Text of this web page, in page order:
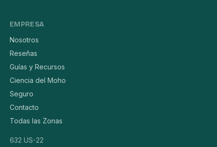
EMPRESA
Nosotros
Reseñas
Guías y Recursos
Ciencia del Moho
Seguro
Contacto
Todas las Zonas
632 US-22